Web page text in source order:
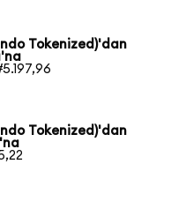
Tokenized)'dan
Tokenized)'dan